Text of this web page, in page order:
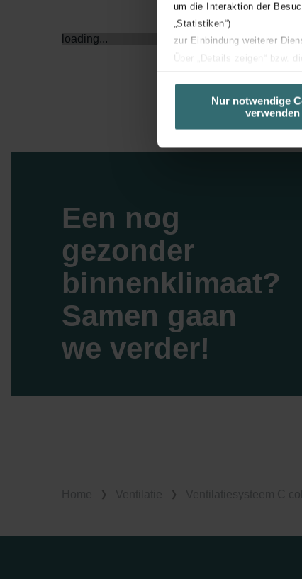
um die Interaktion der
„Statistiken“)
zur Einbindung weiterer
Über „Details zeigen“ bzw.
unserer Website
basierend auf Ihren
Datenschutzerklärung
Zehnder Group België
Zehnder Group Czech
Zehnder Group France:
Zehnder Group Ibérica
Zehnder Group Italia S.r.l.:
Zehnder Group İç Mekan
Zehnder Group Nederland
Zehnder Group Sales
Zehnder Group Schweiz
Zehnder Polska Sp. z
Nur notwendige
verwenden
loading...
Een nog
gezonder
binnenklimaat?
Samen gaan
we verder!